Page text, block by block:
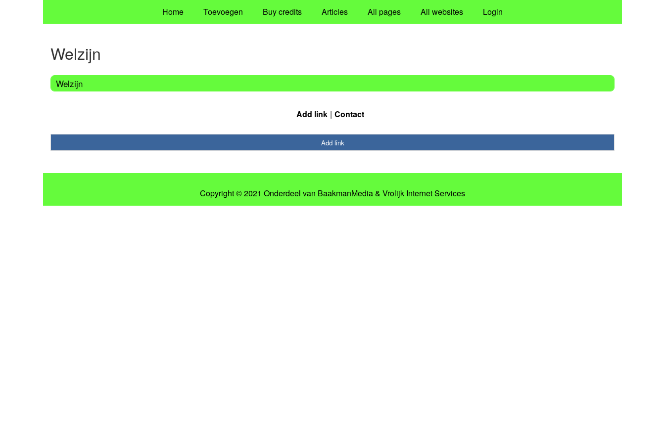
Home Toevoegen Buy credits Articles All pages All websites Login
Welzijn
Welzijn
Add link Contact
Add link
Copyright © 2021 Onderdeel van BaakmanMedia& Vrolijk Internet Services